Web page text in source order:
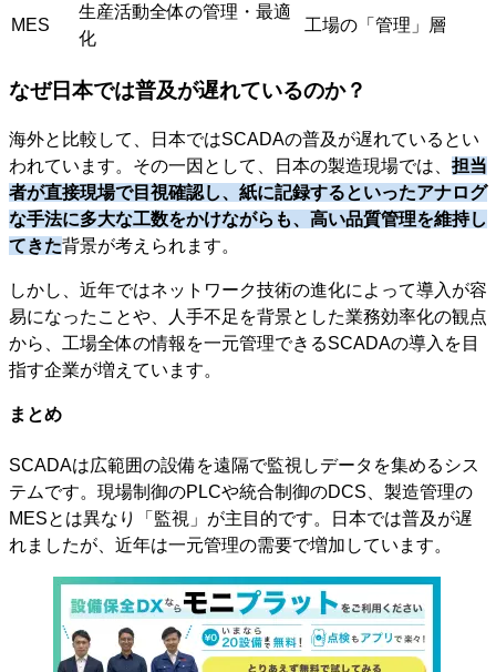
MES
生産活動全体の管理・最適
化
工場の「管理」層
なぜ日本では普及が遅れているのか？
海外と比較して、日本ではSCADAの普及が遅れているとい
われています。その一因として、日本の製造現場では、 担当
者が直接現場で目視確認し、紙に記録するといったアナログ
な手法に多大な工数をかけながらも、高い品質管理を維持し
てきた背景が考えられます。
しかし、近年ではネットワーク技術の進化によって導入が容
易になったことや、人手不足を背景とした業務効率化の観点
から、工場全体の情報を一元管理できるSCADAの導入を目
指す企業が増えています。
まとめ
SCADAは広範囲の設備を遠隔で監視しデータを集めるシス
テムです。現場制御のPLCや統合制御のDCS、製造管理の
MESとは異なり「監視」が主目的です。日本では普及が遅
れましたが、近年は一元管理の需要で増加しています。